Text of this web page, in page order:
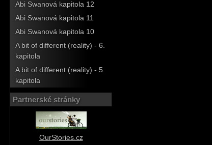
Abi Swanová kapitola 12
Abi Swanová kapitola 11
Abi Swanová kapitola 10
A bit of different (reality) - 6.
kapitola
A bit of different (reality) - 5.
kapitola
Partnerské stránky
OurStories.cz